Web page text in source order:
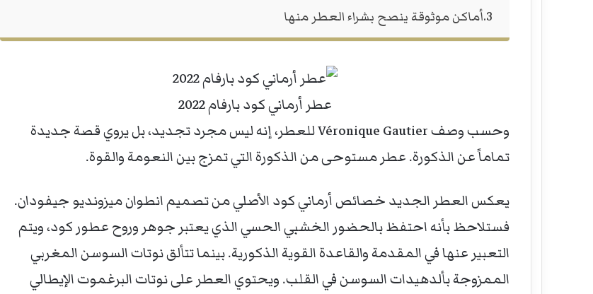
أماكن موثوقة ينصح بشراء العطر منها
عطر أرماني كود بارفام 2022
وحسب وصف Véronique Gautier للعطر، إنه ليس مجرد تجديد، بل يروي قصة جديدة
تماماً عن الذكورة. عطر مستوحى من الذكورة التي تمزج بين النعومة والقوة.
يعكس العطر الجديد خصائص أرماني كود الأصلي من تصميم انطوان ميزونديو جيفودان.
فستلاحظ بأنه احتفظ بالحضور الخشبي الحسي الذي يعتبر جوهر وروح عطور كود، ويتم
التعبير عنها في المقدمة والقاعدة القوية الذكورية. بينما تتألق نوتات السوسن المغربي
الممزوجة بألدهيدات السوسن في القلب. ويحتوي العطر على نوتات البرغموت الإيطالي